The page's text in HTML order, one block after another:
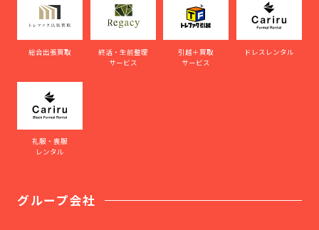
総合出張買取
終活・生前整理
サービス
引越＋買取
サービス
ドレスレンタル
礼服・喪服
レンタル
グループ会社